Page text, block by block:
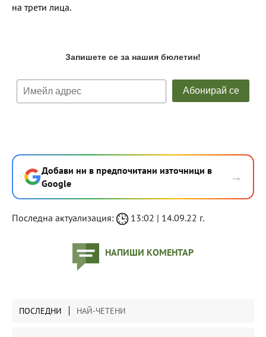
на трети лица.
Добави ни в предпочитани източници в
Google
→
Последна актуализация: 13:02 | 14.09.22 г.
НАПИШИ КОМЕНТАР
ПОСЛЕДНИ НАЙ-ЧЕТЕНИ